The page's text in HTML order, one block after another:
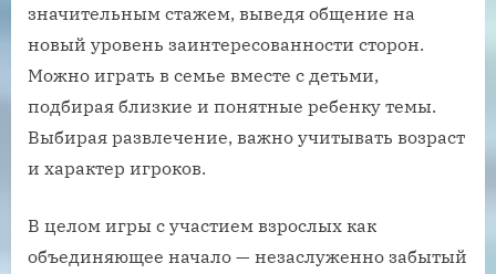
значительным стажем, выведя общение на
новый уровень заинтересованности сторон.
Можно играть в семье вместе с детьми,
подбирая близкие и понятные ребенку темы.
Выбирая развлечение, важно учитывать возраст
и характер игроков.
В целом игры с участием взрослых как
объединяющее начало — незаслуженно забытый